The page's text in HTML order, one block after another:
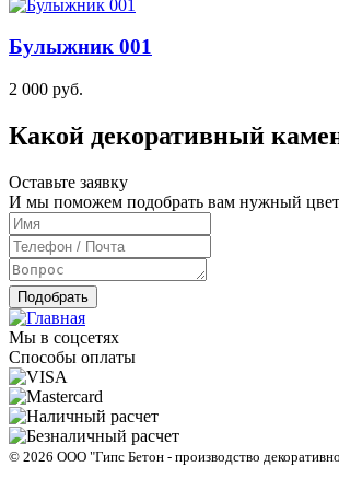
Булыжник 001
2 000 руб.
Какой декоративный
Оставьте заявку
И мы поможем подобрать вам нужный цвет
Подобрать
Мы в соцсетях
Способы оплаты
© 2026 ООО "Гипс Бетон - производство